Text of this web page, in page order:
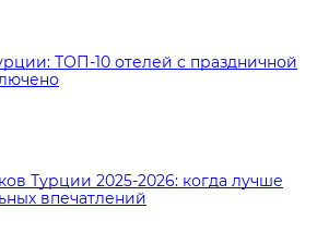
ТОП-10 отелей с праздничной
Турции 2025-2026: когда лучше
впечатлений